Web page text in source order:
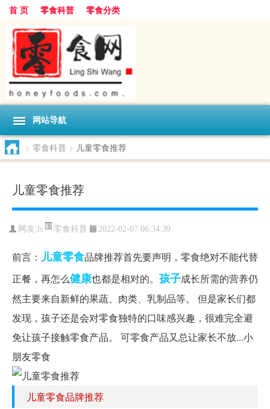
首 页 零食科普 零食分类
网站导航
> 零食科普 > 儿童零食推荐
儿童零食推荐
网友:ls 零食科普 2022-02-07 06:34:39
前言： 儿童零食品牌推荐首先要声明，零食绝对不能代替
正餐，再怎么健康也都是相对的。 孩子成长所需的营养仍
然主要来自新鲜的果蔬、肉类、乳制品等。 但是家长们都
发现，孩子还是会对零食独特的口味感兴趣，很难完全避
免让孩子接触零食产品。 可零食产品又总让家长不放...小
朋友零食
儿童零食品牌推荐